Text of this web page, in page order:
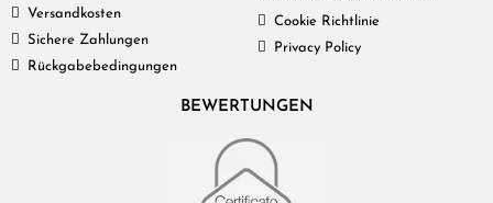
Versandkosten
Sichere Zahlungen
Rückgabebedingungen
Cookie Richtlinie
Privacy Policy
BEWERTUNGEN